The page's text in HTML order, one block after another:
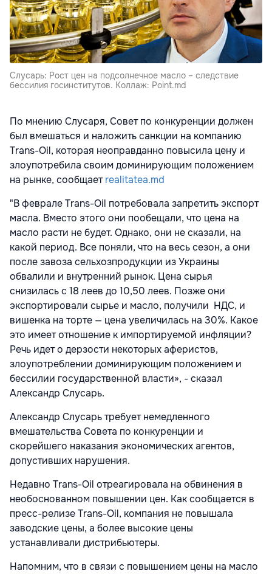
Слусарь: Рост цен на подсолнечное масло – следствие
бессилия госинститутов. Коллаж: Point.md
По мнению Слусаря, Совет по конкуренции должен
был вмешаться и наложить санкции на компанию
Trans-Oil, которая неоправданно повысила цену и
злоупотребила своим доминирующим положением
на рынке, сообщаетrealitatea.md
"В феврале Trans-Oil потребовала запретить экспорт
масла. Вместо этого они пообещали, что цена на
масло расти не будет. Однако, они не сказали, на
какой период. Все поняли, что на весь сезон, а они
после завоза сельхозпродукции из Украины
обвалили и внутренний рынок. Цена сырья
снизилась с 18 леев до 10,50 леев. Позже они
экспортировали сырье и масло, получили НДС, и
вишенка на торте — цена увеличилась на 30%. Какое
это имеет отношение к импортируемой инфляции?
Речь идет о дерзости некоторых аферистов,
злоупотреблении доминирующим положением и
бессилии государственной власти», - сказал
Александр Слусарь.
Александр Слусарь требует немедленного
вмешательства Совета по конкуренции и
скорейшего наказания экономических агентов,
допустивших нарушения.
Недавно Trans-Oil отреагировала на обвинения в
необоснованном повышении цен. Как сообщается в
пресс-релизе Trans-Oil, компания не повышала
заводские цены, а более высокие цены
устанавливали дистрибьютеры.
Напомним, что в связи с повышением цены на масло